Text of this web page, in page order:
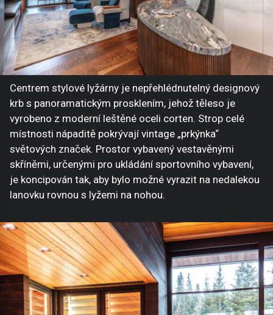
Centrem stylové lyžárny je nepřehlédnutelný designový
krb s panoramatickým prosklením, jehož těleso je
vyrobeno z moderní leštěné oceli corten. Strop celé
místnosti nápaditě pokrývají vintage „prkýnka“
světových značek. Prostor vybavený vestavěnými
skříněmi, určenými pro ukládání sportovního vybavení,
je koncipován tak, aby bylo možné vyrazit na nedalekou
lanovku rovnou s lyžemi na nohou.